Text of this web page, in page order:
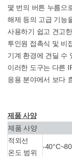
몇 번의 버튼 누름으
해제 등의 고급 기능
사용하기 쉽고 견고
투인원 접촉식 및 비
기계 환경에 견딜 수
이러한 도구는 다른
응용 분야에서 보다
제품 사양
제품 사양
적외선
온도 범위
-